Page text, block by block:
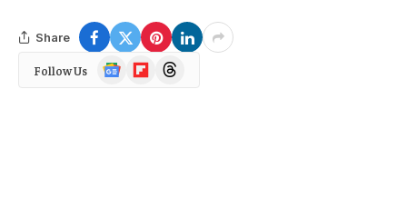
Share
Follow Us
Google
News
FlipboardThreads